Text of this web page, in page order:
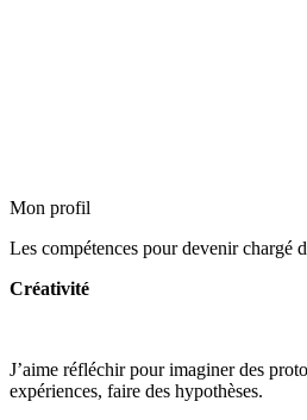
Mon profil
Les compétences pour devenir chargé
Créativité
J’aime réfléchir pour imaginer des
expériences, faire des hypothèses.